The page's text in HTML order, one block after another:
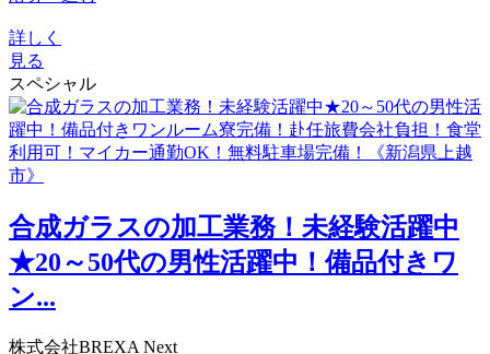
詳しく
見る
スペシャル
合成ガラスの加工業務！未経験活躍中
★20～50代の男性活躍中！備品付きワ
ン...
株式会社BREXA Next